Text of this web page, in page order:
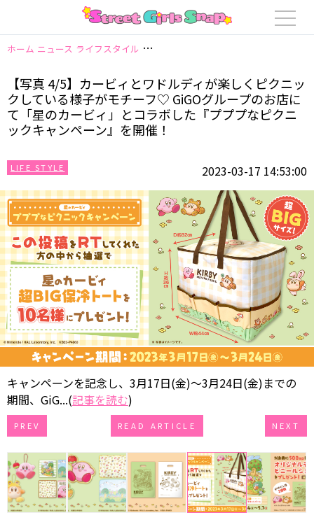
ホーム ニュース ライフスタイル 【写真 4/5】カービィとワドルディが楽
【写真 4/5】カービィとワドルディが楽しくピクニッ
クしている様子がモチーフ♡ GiGOグループのお店に
て「星のカービィ」とコラボした『プププなピクニ
ックキャンペーン』を開催！
LIFE STYLE 2023-03-17 14:53:00
キャンペーンを記念し、3月17日(金)～3月24日(金)までの
期間、GiG...(記事を読む)
PREV READ ARTICLE NEXT